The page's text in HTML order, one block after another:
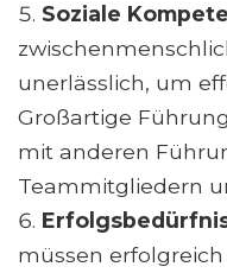
Soziale
unerlässlich, um
Großartige
mit anderen
Teammitgliedern
müssen